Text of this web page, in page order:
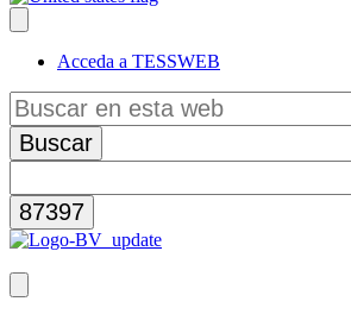
Acceda a TESSWEB
Buscar
en
esta
web